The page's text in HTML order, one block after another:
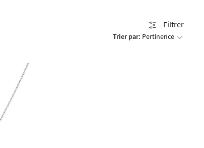
Filtrer
Trier par: Pertinence